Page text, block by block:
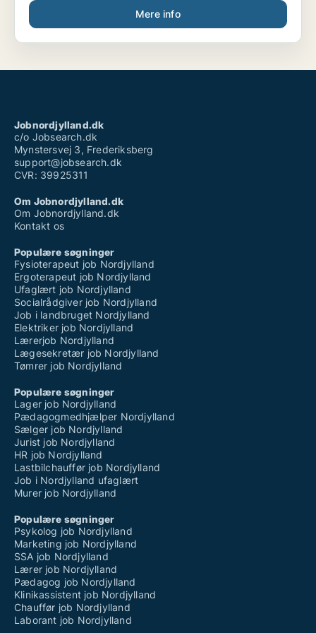
Mere info
Jobnordjylland.dk
c/o Jobsearch.dk
Mynstersvej 3, Frederiksberg
support@jobsearch.dk
CVR: 39925311
Om Jobnordjylland.dk
Om Jobnordjylland.dk
Kontakt os
Populære søgninger
Fysioterapeut job Nordjylland
Ergoterapeut job Nordjylland
Ufaglært job Nordjylland
Socialrådgiver job Nordjylland
Job i landbruget Nordjylland
Elektriker job Nordjylland
Lærerjob Nordjylland
Lægesekretær job Nordjylland
Tømrer job Nordjylland
Populære søgninger
Lager job Nordjylland
Pædagogmedhjælper Nordjylland
Sælger job Nordjylland
Jurist job Nordjylland
HR job Nordjylland
Lastbilchauffør job Nordjylland
Job i Nordjylland ufaglært
Murer job Nordjylland
Populære søgninger
Psykolog job Nordjylland
Marketing job Nordjylland
SSA job Nordjylland
Lærer job Nordjylland
Pædagog job Nordjylland
Klinikassistent job Nordjylland
Chauffør job Nordjylland
Laborant job Nordjylland